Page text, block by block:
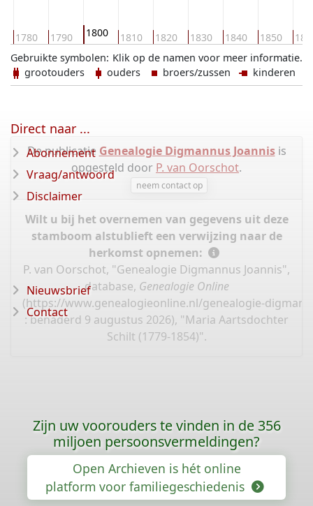
1780 1790 1800 1810 1820 1830 1840 1850
Klik op de namen voor meer informatie.
Gebruikte symbolen:
grootouders
ouders broers/zussen kinderen
De publicatie Genealogie Digmannus Joannisis
opgesteld door P. van Oorschot.
neem contact op
Wilt u bij het overnemen van gegevens uit deze
stamboom alstublieft een verwijzing naar de
herkomst opnemen:
P. van Oorschot, "Genealogie Digmannus Joannis",
database, Genealogie Online
(https://www.genealogieonline.nl/genealogie-
: benaderd 9 augustus 2026), "Maria Aartsdochter
Schilt (1779-1854)".
Direct naar ...
Abonnement
Vraag/antwoord
Disclaimer
Nieuwsbrief
Contact
Zijn uw voorouders te vinden in de 356
miljoen persoonsvermeldingen?
Open Archieven is hét online
platform voor familiegeschiedenis